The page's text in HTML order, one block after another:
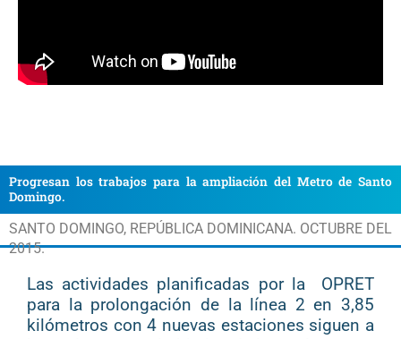
Progresan los trabajos para la ampliación del Metro de Santo
Domingo.
SANTO DOMINGO, REPÚBLICA DOMINICANA. OCTUBRE DEL
2015.
Las actividades planificadas por la OPRET
para la prolongación de la línea 2 en 3,85
kilómetros con 4 nuevas estaciones siguen a